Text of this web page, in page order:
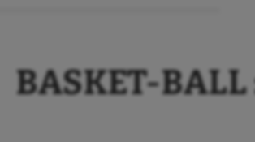
BASKET-